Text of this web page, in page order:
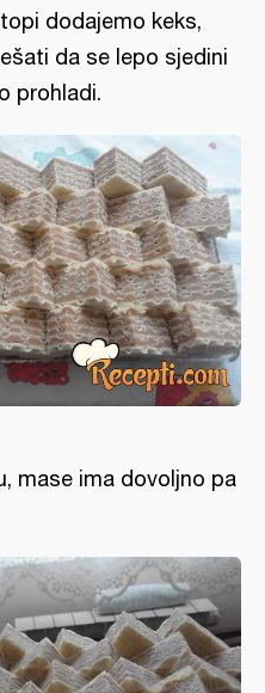
dodajemo keks,
da se lepo sjedini
prohladi.
mase ima dovoljno pa